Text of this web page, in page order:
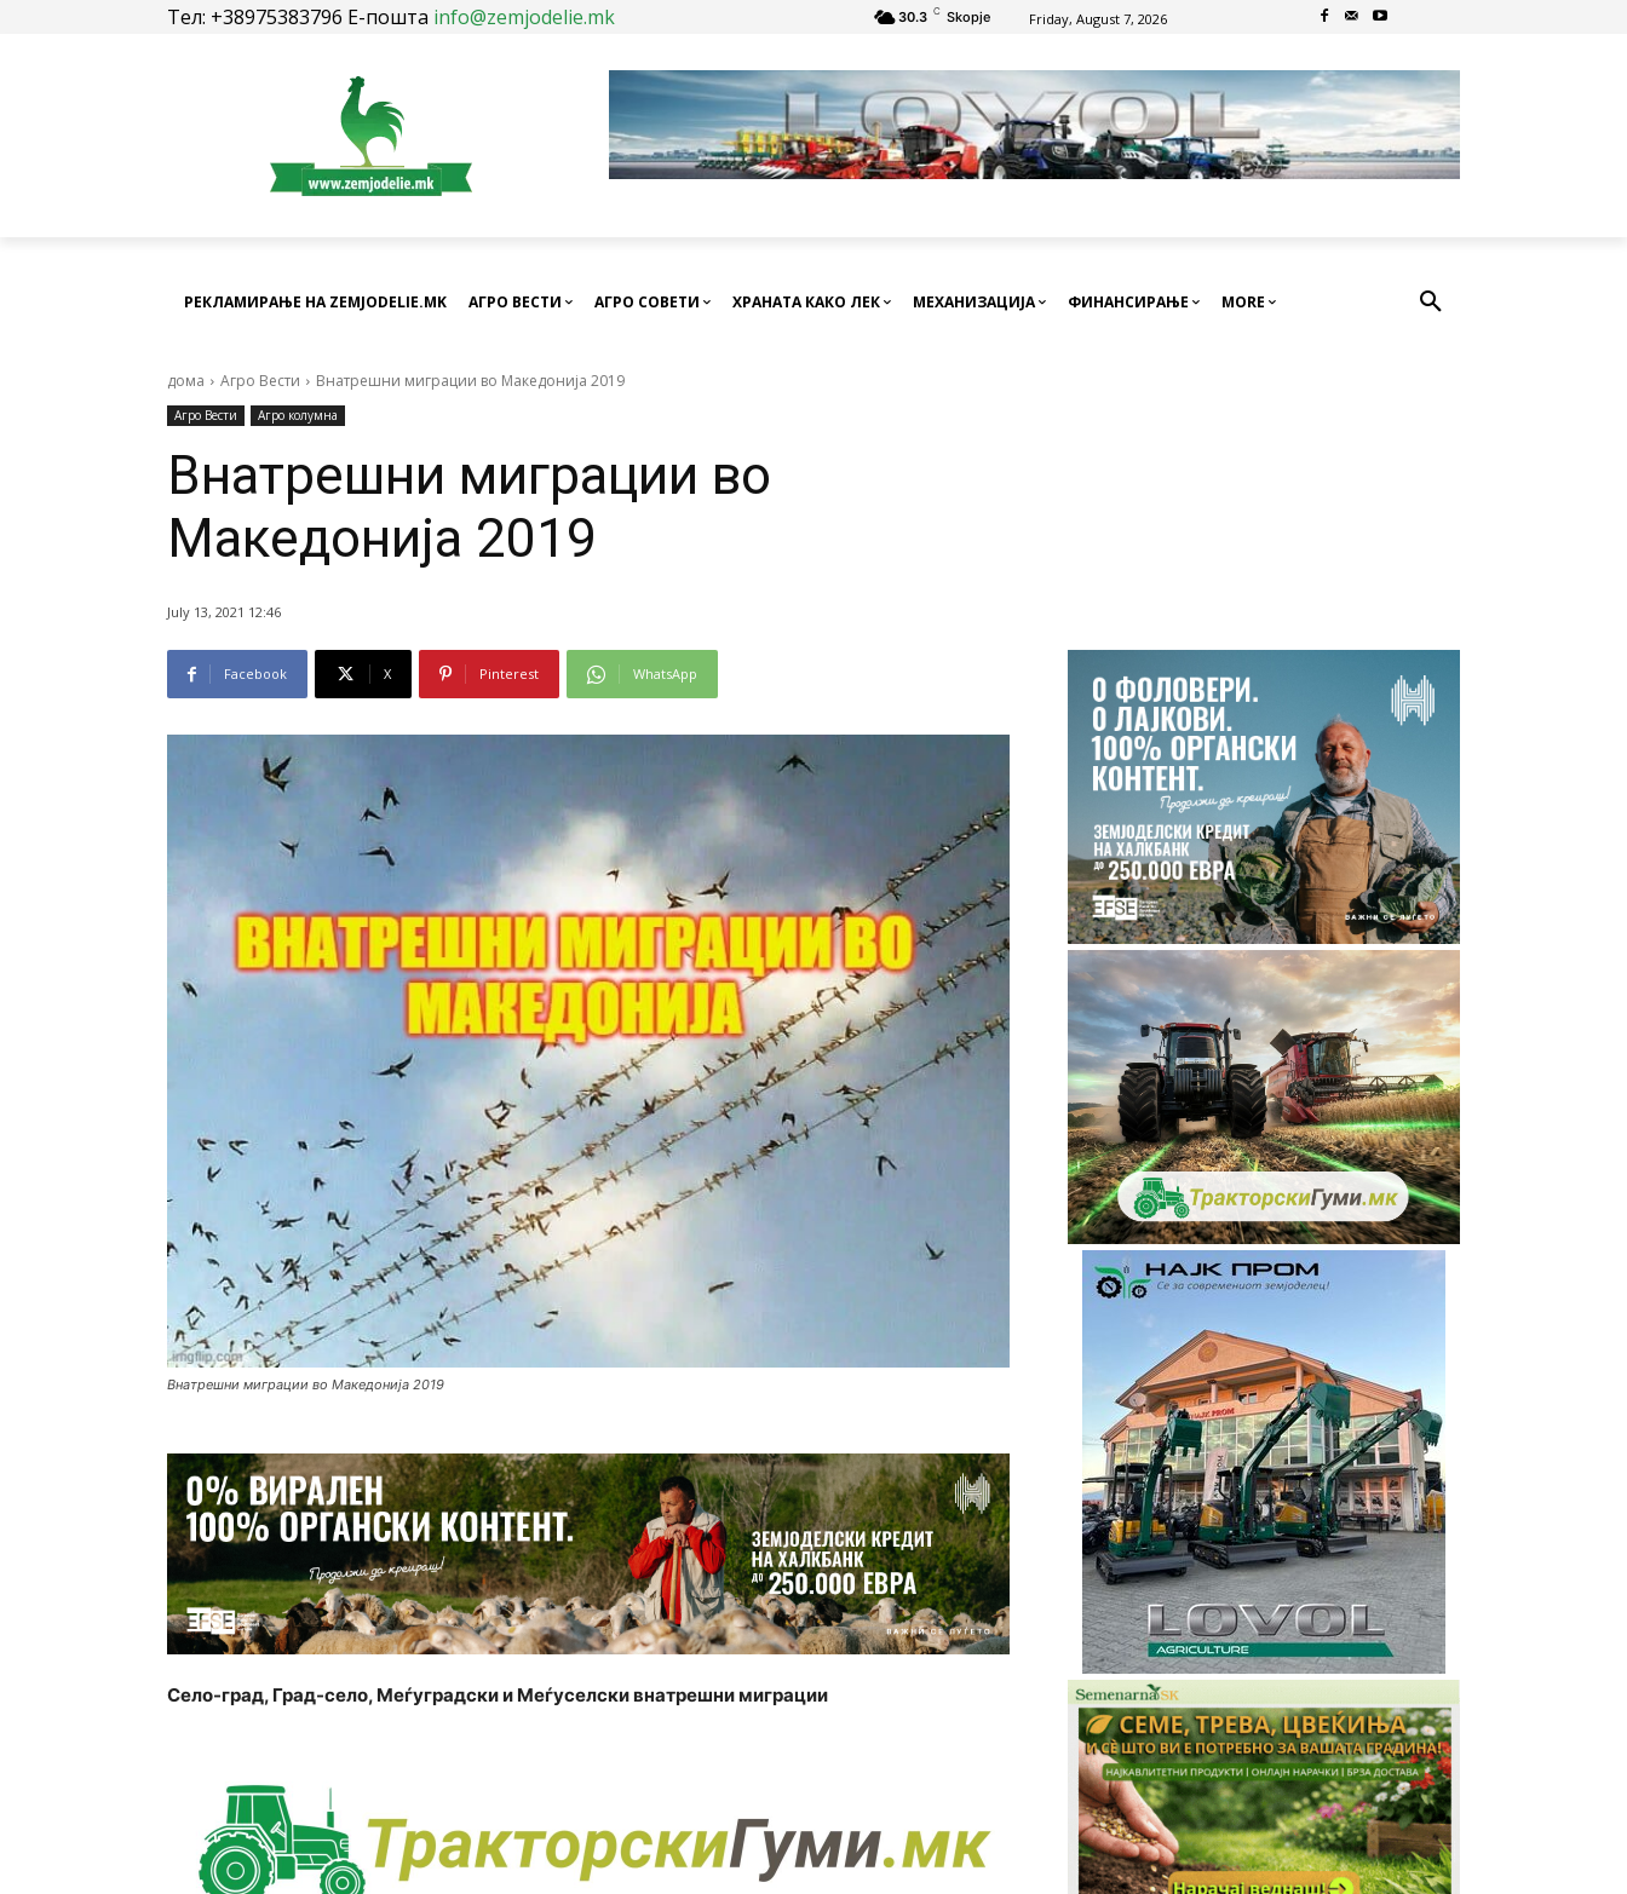
Тел: +38975383796 Е-пошта info@zemjodelie.mk 30.3 C Skopje Friday, August 7, 2026
РЕКЛАМИРАЊЕ НА ZEMJODELIE.MK АГРО ВЕСТИ АГРО СОВЕТИ ХРАНАТА КАКО ЛЕК МЕХАНИЗАЦИЈА ФИНАНСИРАЊЕ MORE
дома Агро Вести Внатрешни миграции во Македонија 2019
Агро Вести Агро колумна
Внатрешни миграции во
Македонија 2019
July 13, 2021 12:46
Facebook X Pinterest WhatsApp
Внатрешни миграции во Македонија 2019
Село-град, Град-село, Меѓуградски и Меѓуселски внатрешни миграции